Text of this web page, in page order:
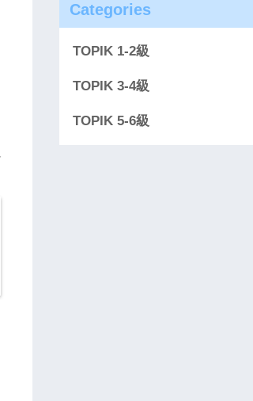
Categories
TOPIK 1-2級
TOPIK 3-4級
TOPIK 5-6級